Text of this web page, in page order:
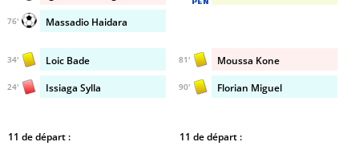
Massadio Haidara
76'
Loic Bade
34'
Issiaga Sylla
24'
Moussa Kone
81'
Florian Miguel
90'
11 de départ : 11 de départ :